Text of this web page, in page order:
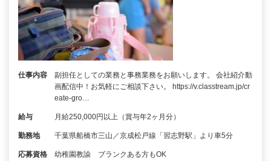
仕事内容
副担任としての業務と事務業務をお願いします。 会社紹介動
画配信中！お気軽にご相談下さい。 https://v.classtream.jp/cr
eate-gro…
給与 月給250,000円以上（賞与年2ヶ月分）
勤務地 千葉県船橋市三山／京成松戸線「習志野駅」より車5分
応募資格 幼稚園教諭 ブランクある方もOK